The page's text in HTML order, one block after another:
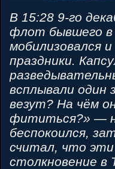
В 15:28 9-го
флот бывшего в
мобилизовался
праздники.
всплывали один
везут? На чём
фититься?» —
беспокоился,
считал, что
столкновение в